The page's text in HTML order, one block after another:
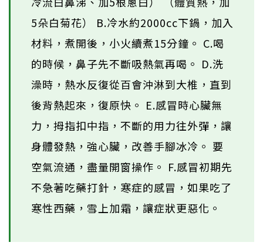
5朵白菊花） B.冷水約2000cc下鍋，加入
材料，煮開後，小火續煮15分鐘。 C.喝
的時候，鼻子先不斷吸熱氣再喝。 D.洗
澡時，熱水反復從百會沖淋到大椎，直到
後背熱起來，復原快。 E.感冒時心臟無
力，拇指扣中指，不斷的用力往外彈，讓
身體發熱，強心臟，改善手腳冰冷。 要
空氣流通，盡量開窗操作。 F.感冒初期先
不急著吃藥打針，寒症的感冒，如果吃了
寒性西藥，雪上加霜，讓症狀更惡化。